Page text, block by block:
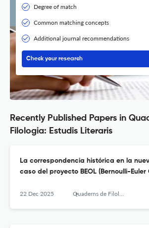
Degree of match
Common matching concepts
Additional journal recommendations
Check your research
Recently Published Papers in
Filologia: Estudis Literaris
La correspondencia histórica en la
caso del proyecto BEOL (Bernoulli-Euler
22 Dec 2025 Quaderns de Filologia - Estudis Literaris